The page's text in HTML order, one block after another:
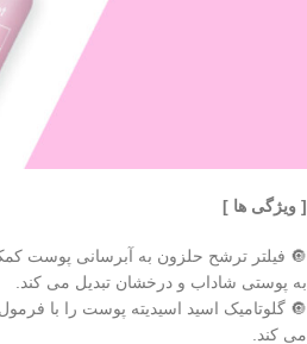
[ ویژگی ها ]
🔘 فیلتر ترشح حلزون به آبرسانی پوست
به پوستی شاداب و درخشان تبدیل می کند.
می کند.